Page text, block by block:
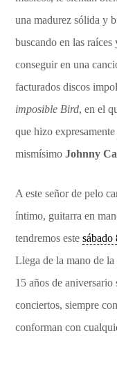
una madurez sólida y
buscando en las
conseguir en una
facturados discos
imposible Bird, en el
que hizo
mismísimoJohnny
A este señor de pelo
íntimo, guitarra en
tendremos este
Llega de la mano de
15 años de
conciertos, siempre
conforman con